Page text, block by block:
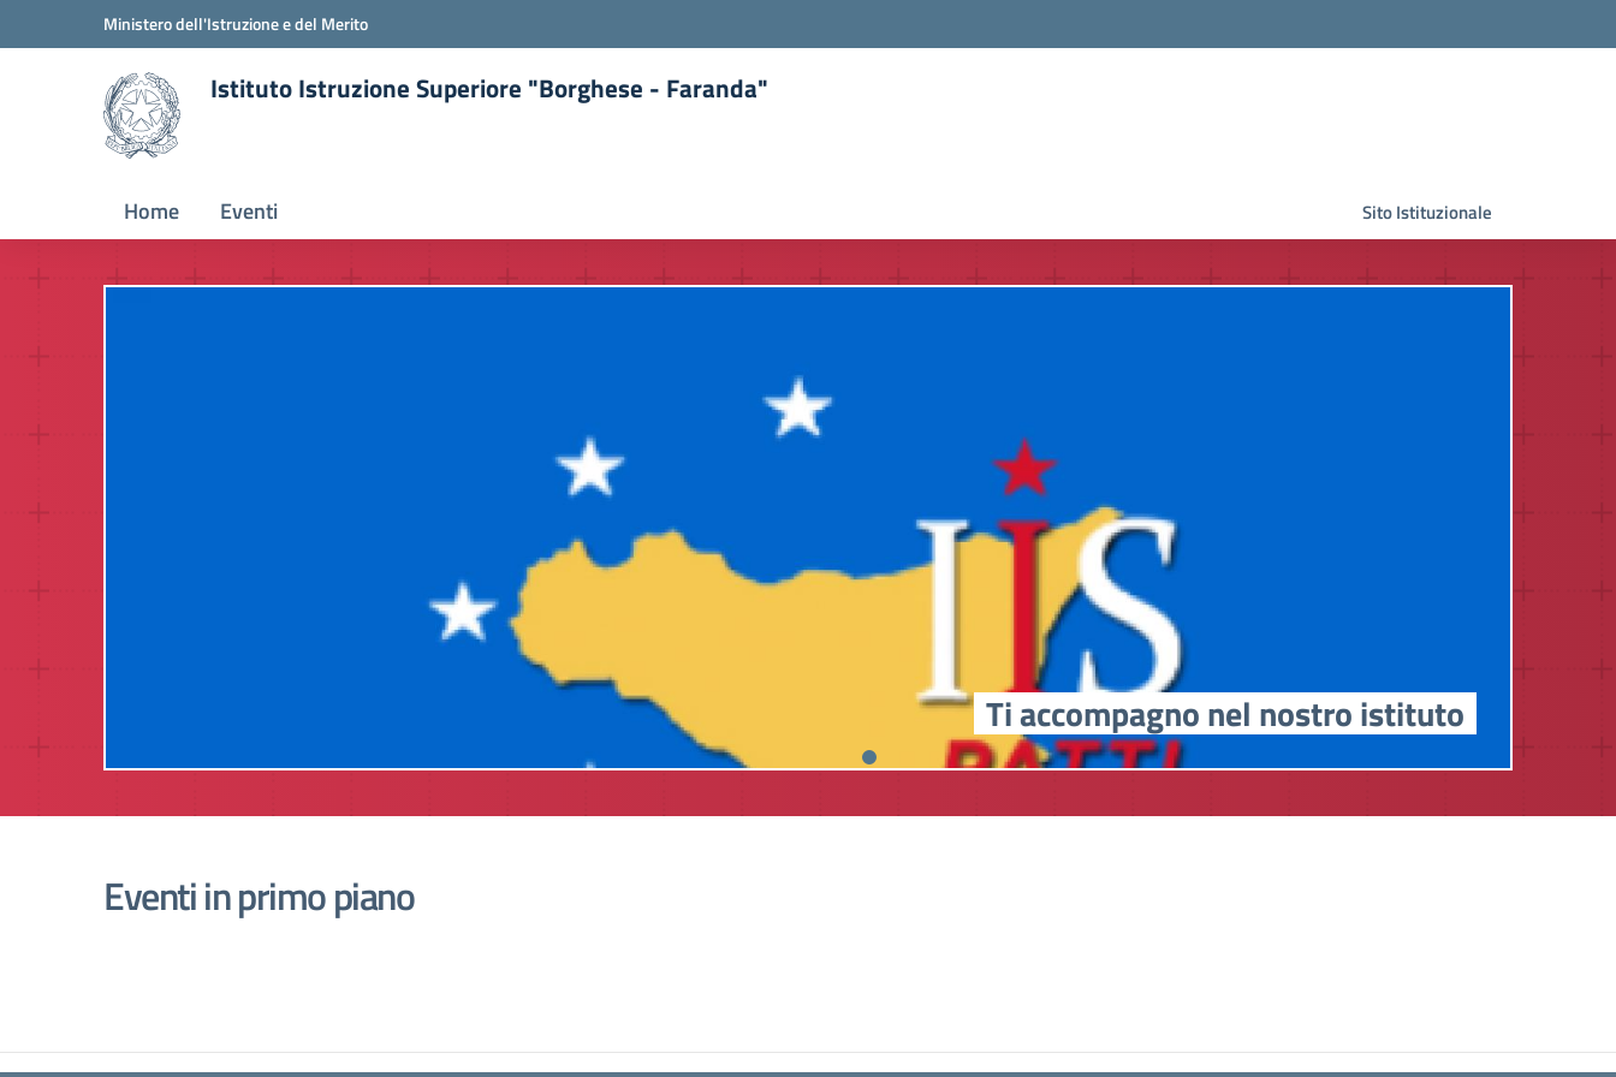
Ministero dell'Istruzione e del Merito
Istituto Istruzione Superiore "Borghese - Faranda"
Home Eventi Sito Istituzionale
Ti accompagno nel nostro istituto
Eventi in primo piano